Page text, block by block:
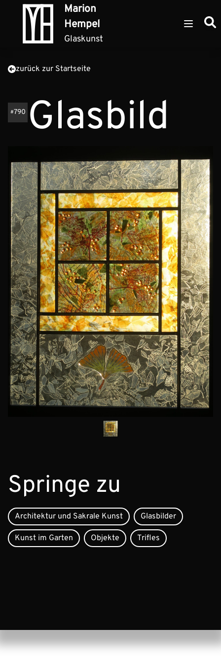
Zum Inhalt springenMarion
Hempel
Glaskunst
Open
zurück zur Startseite
790 Glasbild
Springe zu
Architektur und Sakrale Kunst Glasbilder
Kunst im Garten Objekte Trifles